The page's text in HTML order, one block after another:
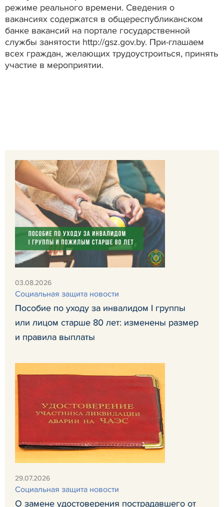
режиме реального времени. Сведения о
вакансиях содержатся в общереспубликанском
банке вакансий на портале государственной
службы занятости http://gsz.gov.by. При-глашаем
всех граждан, желающих трудоустроиться, принять
участие в мероприятии.
03.08.2026
Социальная защита новости
Пособие по уходу за инвалидом I группы
или лицом старше 80 лет: изменены размер
и правила выплаты
29.07.2026
Социальная защита новости
О замене удостоверения пострадавшего от